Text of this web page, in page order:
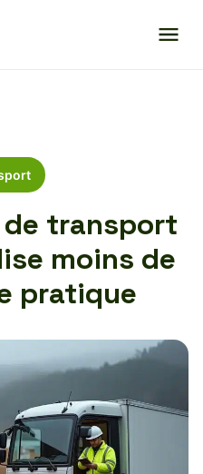
de transport
moins de
pratique